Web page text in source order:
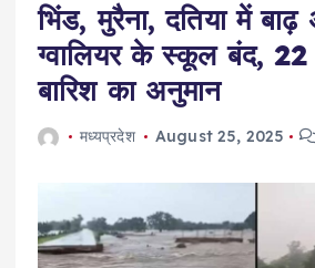
भिंड, मुरैना, दतिया में बाढ़
ग्वालियर के स्कूल बंद, 22
बारिश का अनुमान
मध्यप्रदेश August 25, 2025